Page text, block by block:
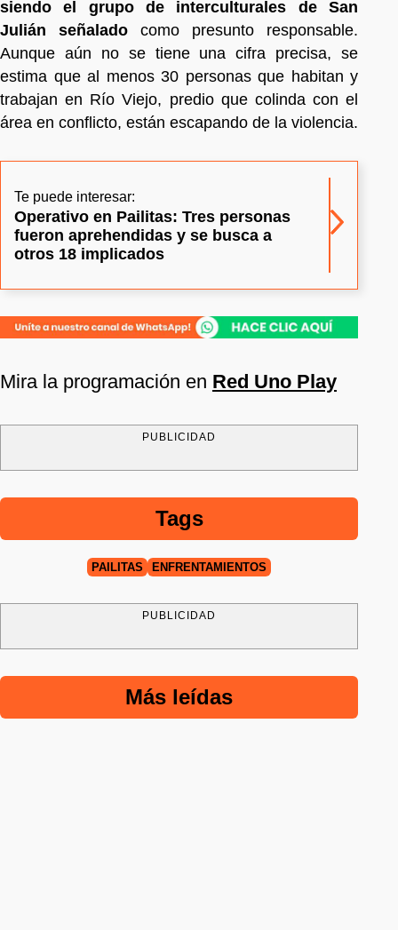
siendo el grupo de interculturales de San
Julián señalado como presunto responsable.
Aunque aún no se tiene una cifra precisa, se
estima que al menos 30 personas que habitan y
trabajan en Río Viejo, predio que colinda con el
área en conflicto, están escapando de la violencia.
Te puede interesar:
Operativo en Pailitas: Tres personas
fueron aprehendidas y se busca a
otros 18 implicados
Mira la programación en Red Uno Play
PUBLICIDAD
Tags
PAILITAS ENFRENTAMIENTOS
PUBLICIDAD
Más leídas